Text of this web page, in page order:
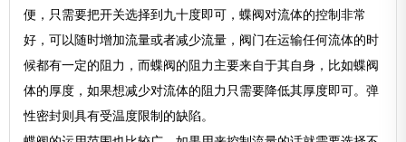
便，只需要把开关选择到九十度即可，蝶阀对流体的控制非常
好，可以随时增加流量或者减少流量，阀门在运输任何流体的时
候都有一定的阻力，而蝶阀的阻力主要来自于其自身，比如蝶阀
体的厚度，如果想减少对流体的阻力只需要降低其厚度即可。弹
性密封则具有受温度限制的缺陷。